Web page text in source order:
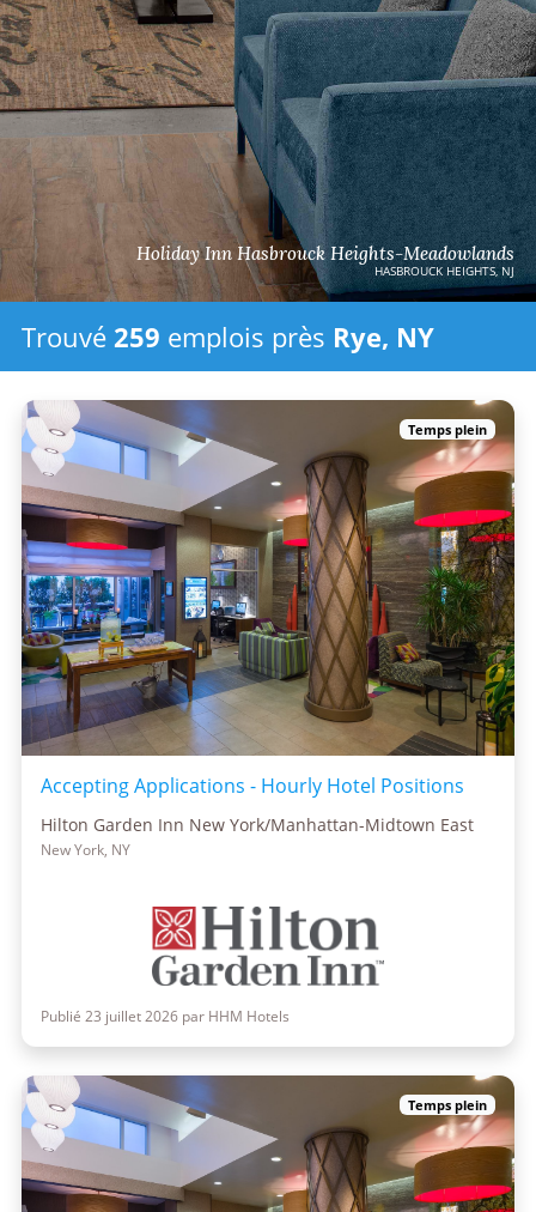
Holiday Inn Hasbrouck Heights-Meadowlands
HASBROUCK HEIGHTS, NJ
Trouvé 259 emplois près Rye, NY
Temps plein
Accepting Applications - Hourly Hotel Positions
Hilton Garden Inn New York/Manhattan-Midtown East
New York, NY
Publié 23 juillet 2026 par HHM Hotels
Temps plein